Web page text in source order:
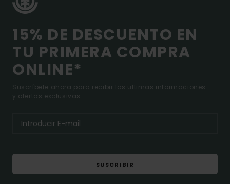
15% DE DESCUENTO EN
TU PRIMERA COMPRA
ONLINE*
Suscríbete ahora para recibir las ultimas informaciones
y ofertas exclusivas.
SUSCRIBIR